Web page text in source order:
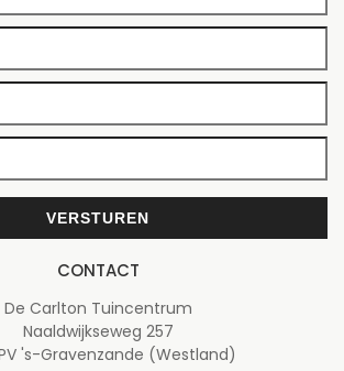
CONTACT
De Carlton Tuincentrum
Naaldwijkseweg 257
's-Gravenzande (Westland)